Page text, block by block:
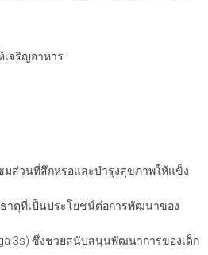
เจริญอาหาร
ส่วนที่สึกหรอและบำรุงสุขภาพให้แข็ง
าตุที่เป็นประโยชน์ต่อการพัฒนาของ
3s) ซึ่งช่วยสนับสนุนพัฒนาการของเด็ก